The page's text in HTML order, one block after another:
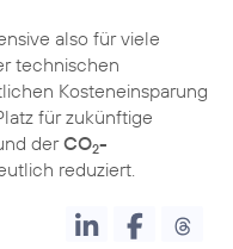
also für viele
technischen
Kosteneinsparung
für zukünftige
derCO2-
reduziert.